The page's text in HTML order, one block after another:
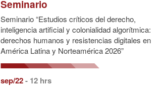
Seminario
Seminario “Estudios críticos del derecho,
inteligencia artificial y colonialidad algorítmica:
derechos humanos y resistencias digitales en
América Latina y Norteamérica 2026”
sep/22- 12 hrs